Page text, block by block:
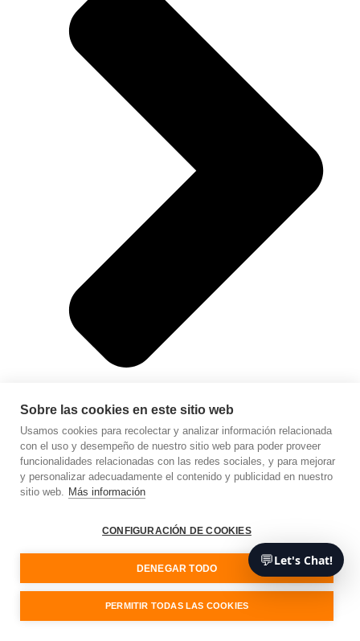
Desarrollo web
💬Let's Chat!
Sobre las cookies en este sitio web
Usamos cookies para recolectar y analizar información relacionada
con el uso y desempeño de nuestro sitio web para poder proveer
funcionalidades relacionadas con las redes sociales, y para mejorar
y personalizar adecuadamente el contenido y publicidad en nuestro
sitio web. Más información
CONFIGURACIÓN DE COOKIES
DENEGAR TODO
PERMITIR TODAS LAS COOKIES